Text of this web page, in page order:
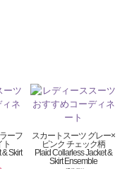
ーフ
ト
& Skirt
スカートスーツ グレー×
ピンク チェック柄
Plaid Collarless Jacket &
Skirt Ensemble